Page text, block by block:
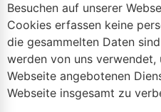
Besuchen auf unserer
Cookies erfassen keine
die gesammelten Daten
werden von uns verwendet,
Webseite angebotenen
Webseite insgesamt zu